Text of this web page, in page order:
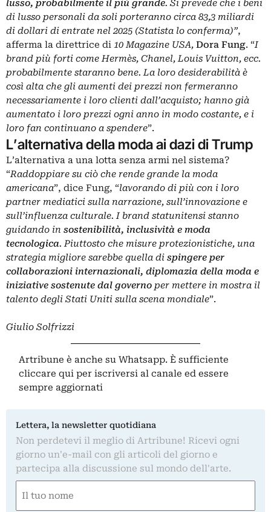
lusso, probabilmente il più grande. Si prevede che i beni
di lusso personali da soli porteranno circa 83,3 miliardi
di dollari di entrate nel 2025 (Statista lo conferma)”,
afferma la direttrice di 10 Magazine USA, Dora Fung. “I
brand più forti come Hermès, Chanel, Louis Vuitton, ecc.
probabilmente staranno bene. La loro desiderabilità è
così alta che gli aumenti dei prezzi non fermeranno
necessariamente i loro clienti dall’acquisto; hanno già
aumentato i loro prezzi ogni anno in modo costante, e i
loro fan continuano a spendere”.
L’alternativa della moda ai dazi di Trump
L’alternativa a una lotta senza armi nel sistema?
“Raddoppiare su ciò che rende grande la moda
americana”, dice Fung, “lavorando di più con i loro
partner mediatici sulla narrazione, sull’innovazione e
sull’influenza culturale. I brand statunitensi stanno
guidando in sostenibilità, inclusività e moda
tecnologica. Piuttosto che misure protezionistiche, una
strategia migliore sarebbe quella di spingere per
collaborazioni internazionali, diplomazia della moda e
iniziative sostenute dal governo per mettere in mostra il
talento degli Stati Uniti sulla scena mondiale”.
Giulio Solfrizzi
Artribune è anche su Whatsapp. È sufficiente
cliccare qui per iscriversi al canale ed essere
sempre aggiornati
Lettera, la newsletter quotidiana
Non perdetevi il meglio di Artribune! Ricevi ogni
giorno un'e-mail con gli articoli del giorno e
partecipa alla discussione sul mondo dell'arte.
(Obbligatorio)